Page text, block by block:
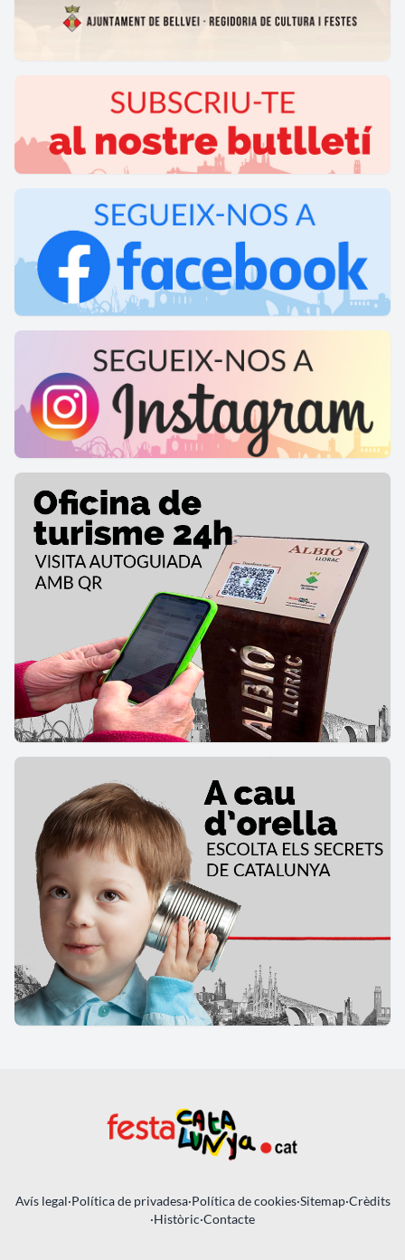
Avís legal·Política de privadesa·Política de cookies·Sitemap·Crèdits
·Històric·Contacte